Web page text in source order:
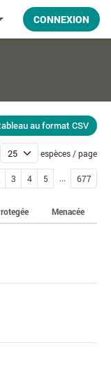
CONNEXION
au format CSV
espèces / page
3 4 5 ... 677
Menacée